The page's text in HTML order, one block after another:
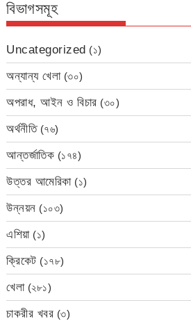
বিভাগসমূহ
Uncategorized (১)
অন্যান্য খেলা(৩০)
অপরাধ, আইন ও বিচার (৩০)
অর্থনীতি(৭৬)
আন্তর্জাতিক (১৭৪)
উত্তর আমেরিকা(১)
উন্নয়ন (১০৩)
এশিয়া(১)
ক্রিকেট (১৭৮)
খেলা(২৮১)
চাকরীর খবর (৩)